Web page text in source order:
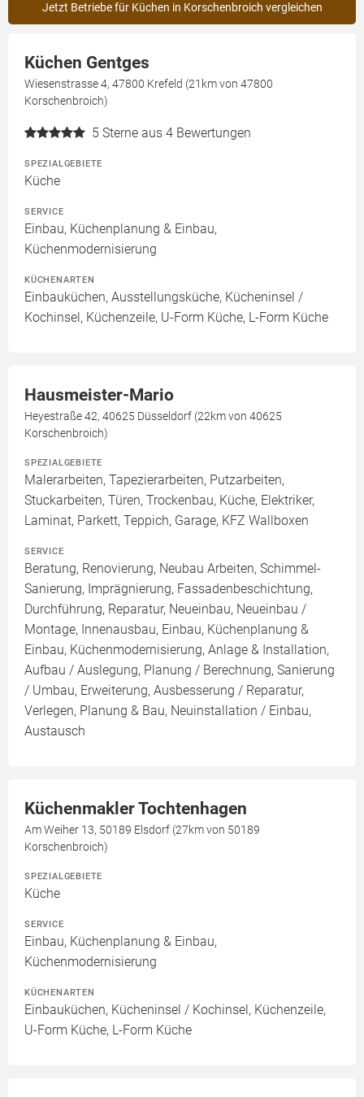
Jetzt Betriebe für Küchen in Korschenbroich vergleichen
Küchen Gentges
Wiesenstrasse 4, 47800 Krefeld (21km von 47800
Korschenbroich)
5 Sterne aus 4 Bewertungen
SPEZIALGEBIETE
Küche
SERVICE
Einbau, Küchenplanung & Einbau,
Küchenmodernisierung
KÜCHENARTEN
Einbauküchen, Ausstellungsküche, Kücheninsel /
Kochinsel, Küchenzeile, U-Form Küche, L-Form Küche
Hausmeister-Mario
Heyestraße 42, 40625 Düsseldorf (22km von 40625
Korschenbroich)
SPEZIALGEBIETE
Malerarbeiten, Tapezierarbeiten, Putzarbeiten,
Stuckarbeiten, Türen, Trockenbau, Küche, Elektriker,
Laminat, Parkett, Teppich, Garage, KFZ Wallboxen
SERVICE
Beratung, Renovierung, Neubau Arbeiten, Schimmel-
Sanierung, Imprägnierung, Fassadenbeschichtung,
Durchführung, Reparatur, Neueinbau, Neueinbau /
Montage, Innenausbau, Einbau, Küchenplanung &
Einbau, Küchenmodernisierung, Anlage & Installation,
Aufbau / Auslegung, Planung / Berechnung, Sanierung
/ Umbau, Erweiterung, Ausbesserung / Reparatur,
Verlegen, Planung & Bau, Neuinstallation / Einbau,
Austausch
Küchenmakler Tochtenhagen
Am Weiher 13, 50189 Elsdorf (27km von 50189
Korschenbroich)
SPEZIALGEBIETE
Küche
SERVICE
Einbau, Küchenplanung & Einbau,
Küchenmodernisierung
KÜCHENARTEN
Einbauküchen, Kücheninsel / Kochinsel, Küchenzeile,
U-Form Küche, L-Form Küche